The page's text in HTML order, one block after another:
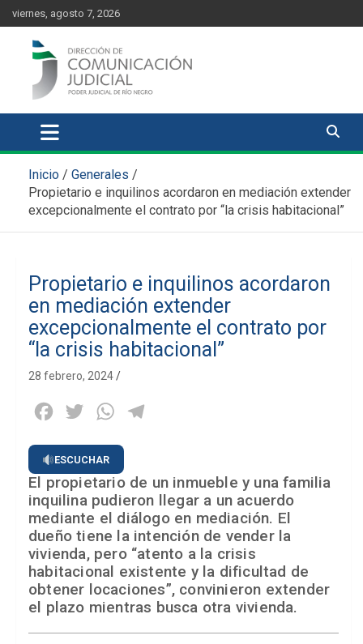
content
Skip
to
content
viernes, agosto 7, 2026
Comunicación Judicial
Inicio
Generales
Propietario e inquilinos acordaron en mediación extender
excepcionalmente el contrato por “la crisis habitacional”
Propietario e inquilinos acordaron
en mediación extender
excepcionalmente el contrato por
“la crisis habitacional”
28 febrero, 2024
Facebook
Twitter WhatsApp
ESCUCHAR
El propietario de un inmueble y una familia
inquilina pudieron llegar a un acuerdo
mediante el diálogo en mediación. El
dueño tiene la intención de vender la
vivienda, pero “atento a la crisis
habitacional existente y la dificultad de
obtener locaciones”, convinieron extender
el plazo mientras busca otra vivienda.